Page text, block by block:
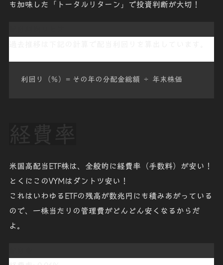
も加味した「 トータルリターン 」で投資判断が大切！
利回り（％）= その年の分配金総額 ÷ 年末株価
米国高配当ETF株は、全般的に経費率（手数料）
が安い！
とくにこのVYMはダントツ安い ！
これはいわゆるETFの残高が数兆円にも積みあがっている
ので、一株当たりの 管理費がどんどん安く なるからだ
よ。